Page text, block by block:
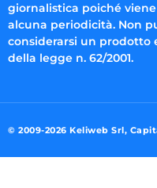
giornalistica poiché
alcuna periodicità. Non
considerarsi un prodotto
della legge n. 62/2001.
© 2009-2026 Keliweb Srl,